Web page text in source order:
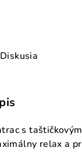
Diskusia
s
relax a